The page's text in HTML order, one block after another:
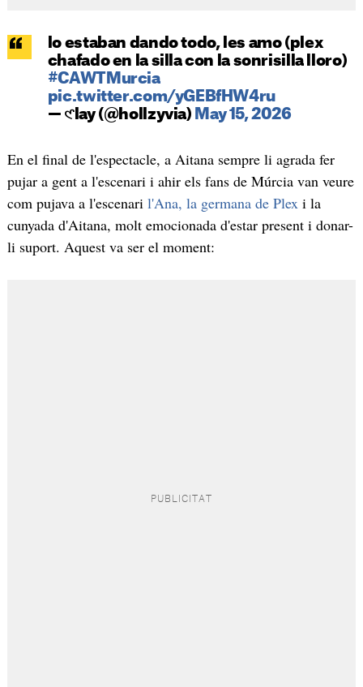
lo estaban dando todo, les amo (plex
chafado en la silla con la sonrisilla lloro)
#CAWTMurcia
pic.twitter.com/yGEBfHW4ru
— 𑣲lay (@hollzyvia) May 15, 2026
En el final de l'espectacle, a Aitana sempre li agrada fer
pujar a gent a l'escenari i ahir els fans de Múrcia van veure
com pujava a l'escenaril'Ana, la germana de Plexi la
cunyada d'Aitana, molt emocionada d'estar present i donar-
li suport. Aquest va ser el moment: